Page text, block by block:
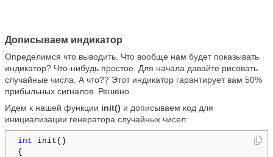
Дописываем индикатор
Определимся что выводить. Что вообще нам будет показывать
индикатор? Что-нибудь простое. Для начала давайте рисовать
случайные числа. А что?? Этот индикатор гарантирует вам 50%
прибыльных сигналов. Решено.
Идем к нашей функции init() и дописываем код для
инициализации генератора случайных чисел:
int init()
{